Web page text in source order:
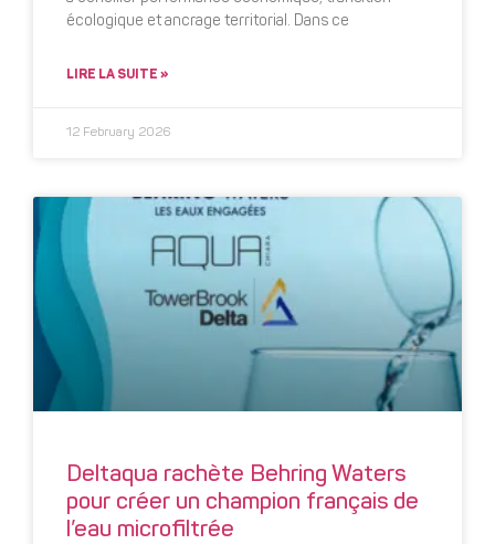
écologique et ancrage territorial. Dans ce
LIRE LA SUITE »
12 February 2026
Deltaqua rachète Behring Waters
pour créer un champion français de
l’eau microfiltrée